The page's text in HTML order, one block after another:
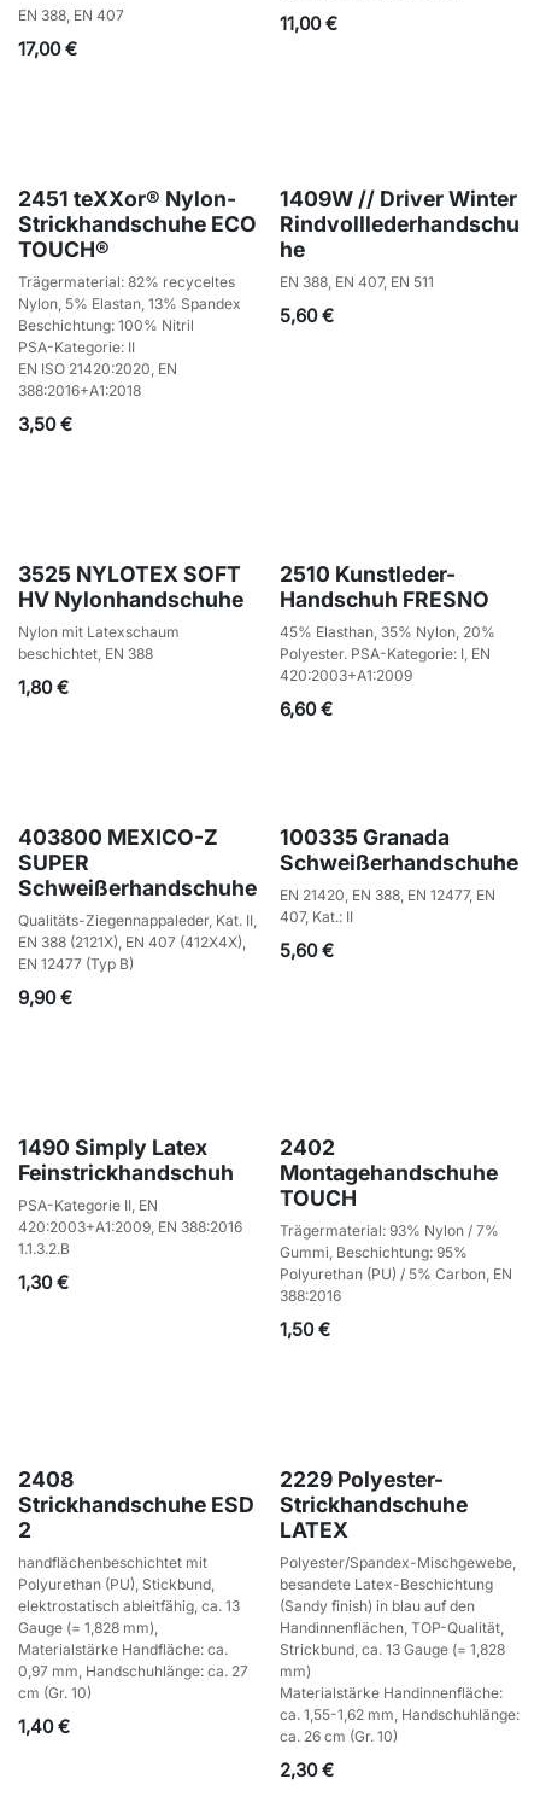
EN 388, EN 407
17,00€
11,00€
2451 teXXor® Nylon-
Strickhandschuhe ECO
TOUCH®
Trägermaterial: 82% recyceltes
Nylon, 5% Elastan, 13% Spandex
Beschichtung: 100% Nitril
PSA-Kategorie: II
EN ISO 21420:2020, EN
388:2016+A1:2018
3,50€
1409W // Driver Winter
Rindvolllederhandschu
he
EN 388, EN 407, EN 511
5,60€
3525 NYLOTEX SOFT
HV Nylonhandschuhe
Nylon mit Latexschaum
beschichtet, EN 388
1,80€
2510 Kunstleder-
Handschuh FRESNO
45% Elasthan, 35% Nylon, 20%
Polyester. PSA-Kategorie: I, EN
420:2003+A1:2009
6,60€
403800 MEXICO-Z
SUPER
Schweißerhandschuhe
Qualitäts-Ziegennappaleder, Kat. II,
EN 388 (2121X), EN 407 (412X4X),
EN 12477 (Typ B)
9,90€
100335 Granada
Schweißerhandschuhe
EN 21420, EN 388, EN 12477, EN
407, Kat.: II
5,60€
1490 Simply Latex
Feinstrickhandschuh
PSA-Kategorie II, EN
420:2003+A1:2009, EN 388:2016
1.1.3.2.B
1,30€
2402
Montagehandschuhe
TOUCH
Trägermaterial: 93% Nylon / 7%
Gummi, Beschichtung: 95%
Polyurethan (PU) / 5% Carbon, EN
388:2016
1,50€
2408
Strickhandschuhe ESD
2
handflächenbeschichtet mit
Polyurethan (PU), Stickbund,
elektrostatisch ableitfähig, ca. 13
Gauge (= 1,828 mm),
Materialstärke Handfläche: ca.
0,97 mm, Handschuhlänge: ca. 27
cm (Gr. 10)
1,40€
2229 Polyester-
Strickhandschuhe
LATEX
Polyester/Spandex-Mischgewebe,
besandete Latex-Beschichtung
(Sandy finish) in blau auf den
Handinnenflächen, TOP-Qualität,
Strickbund, ca. 13 Gauge (= 1,828
mm)
Materialstärke Handinnenfläche:
ca. 1,55-1,62 mm, Handschuhlänge:
ca. 26 cm (Gr. 10)
2,30€